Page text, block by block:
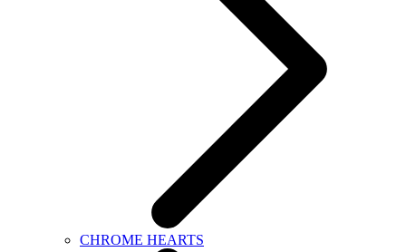
CHROME HEARTS